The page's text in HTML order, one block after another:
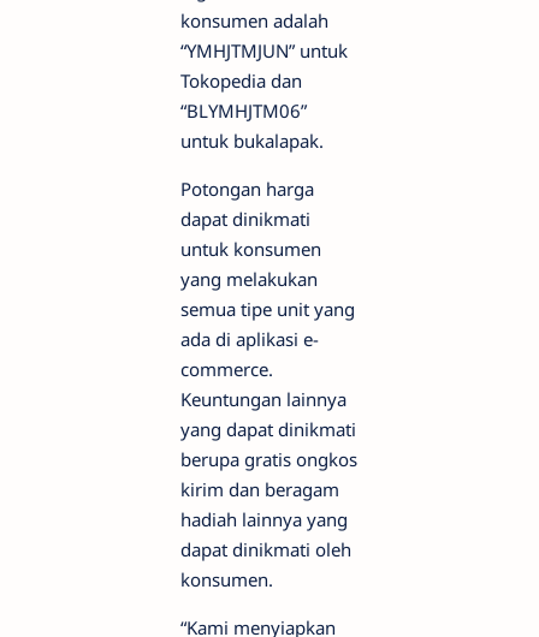
konsumen adalah
“YMHJTMJUN” untuk
Tokopedia dan
“BLYMHJTM06”
untuk bukalapak.
Potongan harga
dapat dinikmati
untuk konsumen
yang melakukan
semua tipe unit yang
ada di aplikasi e-
commerce.
Keuntungan lainnya
yang dapat dinikmati
berupa gratis ongkos
kirim dan beragam
hadiah lainnya yang
dapat dinikmati oleh
konsumen.
“Kami menyiapkan